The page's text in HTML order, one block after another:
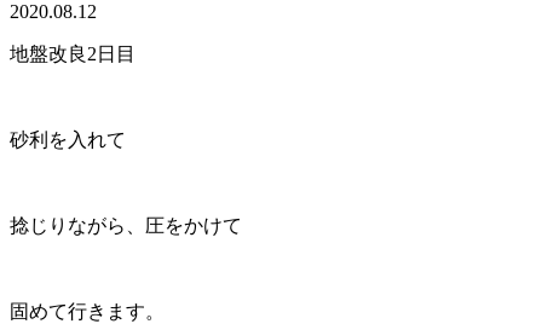
2020.08.12
地盤改良2日目
砂利を入れて
捻じりながら、圧をかけて
固めて行きます。